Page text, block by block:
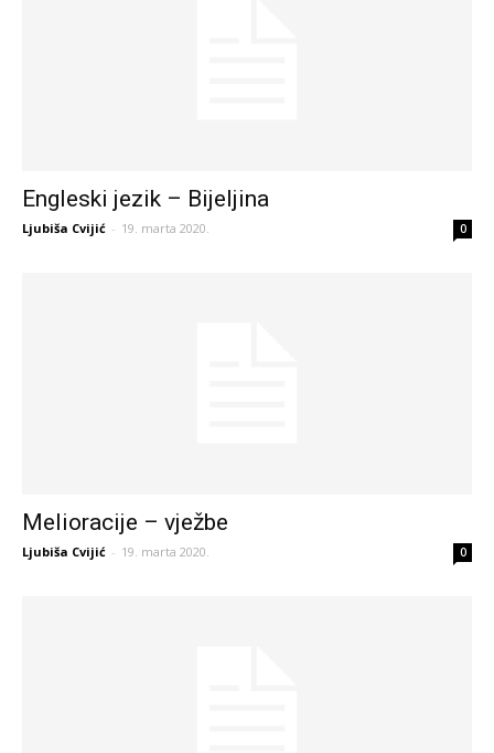
Engleski jezik – Bijeljina
Ljubiša Cvijić - 19. marta 2020. 0
Melioracije – vježbe
Ljubiša Cvijić - 19. marta 2020. 0